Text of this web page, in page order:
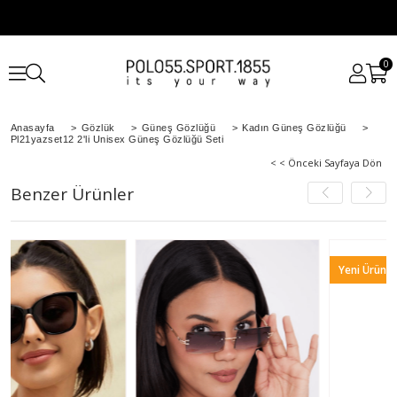
0
Anasayfa > Gözlük > Güneş Gözlüğü > Kadın Güneş Gözlüğü
>
Pl21yazset12 2'li Unisex Güneş Gözlüğü Seti
< < Önceki Sayfaya Dön
Benzer Ürünler
Yeni Ürün